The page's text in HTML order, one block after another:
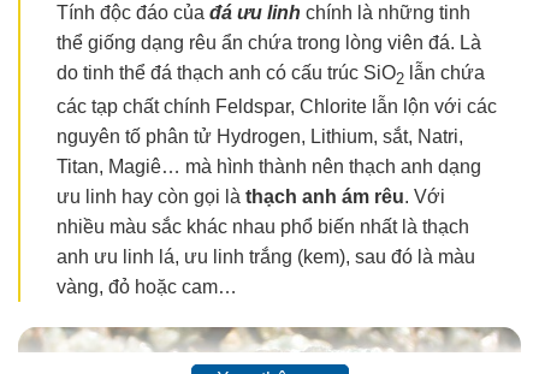
Tính độc đáo của đá ưu linh chính là những tinh
thể giống dạng rêu ẩn chứa trong lòng viên đá. Là
do tinh thể đá thạch anh có cấu trúc SiO2 lẫn chứa
các tạp chất chính Feldspar, Chlorite lẫn lộn với các
nguyên tố phân tử Hydrogen, Lithium, sắt, Natri,
Titan, Magiê… mà hình thành nên thạch anh dạng
ưu linh hay còn gọi là thạch anh ám rêu. Với
nhiều màu sắc khác nhau phổ biến nhất là thạch
anh ưu linh lá, ưu linh trắng (kem), sau đó là màu
vàng, đỏ hoặc cam…